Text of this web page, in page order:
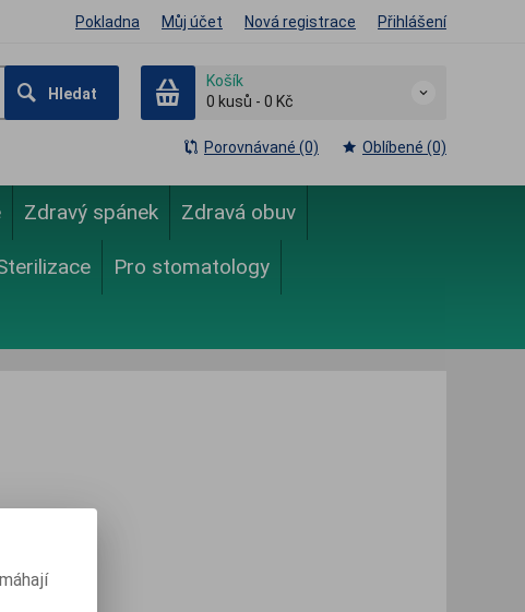
Pokladna Můj účet Nová registrace Přihlášení
Hledat
Košík
0 kusů - 0 Kč
Porovnávané (0) Oblíbené (0)
Zdravý spánek Zdravá obuv
Pro stomatology